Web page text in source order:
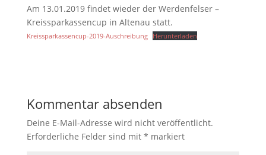
Am 13.01.2019 findet wieder der Werdenfelser –
Kreissparkassencup in Altenau statt.
Kreissparkassencup-2019-Auschreibung Herunterladen
Kommentar absenden
Deine E-Mail-Adresse wird nicht veröffentlicht.
Erforderliche Felder sind mit * markiert